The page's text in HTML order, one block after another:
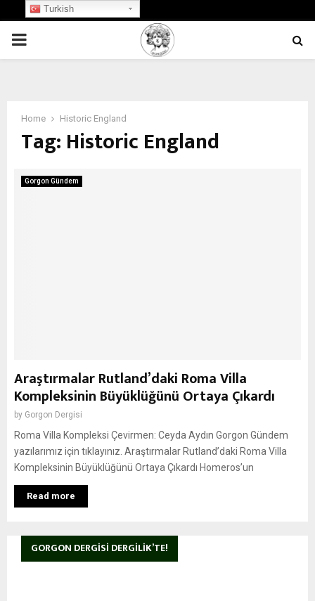
PRIMARY
Home Historic England
Tag: Historic England
Gorgon Gündem
Araştırmalar Rutland’daki Roma Villa
Kompleksinin Büyüklüğünü Ortaya Çıkardı
by Gorgon Dergisi
Roma Villa Kompleksi Çevirmen: Ceyda Aydın Gorgon Gündem
yazılarımız için tıklayınız. Araştırmalar Rutland’daki Roma Villa
Kompleksinin Büyüklüğünü Ortaya Çıkardı Homeros’un
Read more
GORGON DERGISI DERGILIK’TE!
Turkish